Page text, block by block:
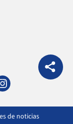
de noticias